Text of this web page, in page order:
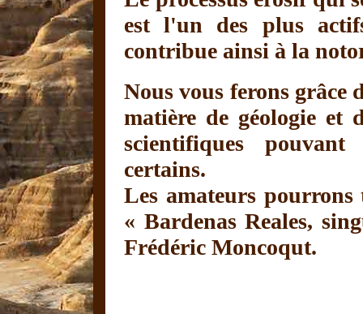
est l'un des plus
contribue ainsi à la
Nous vous ferons grâce
matière de géologie et
scientifiques
certains.
Les amateurs
« Bardenas Reales,
Frédéric Moncoqut.